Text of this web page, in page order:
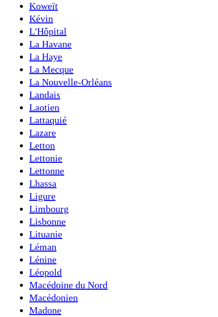
Koweït
Kévin
L'Hôpital
La Havane
La Haye
La Mecque
La Nouvelle-Orléans
Landais
Laotien
Lattaquié
Lazare
Letton
Lettonie
Lettonne
Lhassa
Ligure
Limbourg
Lisbonne
Lituanie
Léman
Lénine
Léopold
Macédoine du Nord
Macédonien
Madone